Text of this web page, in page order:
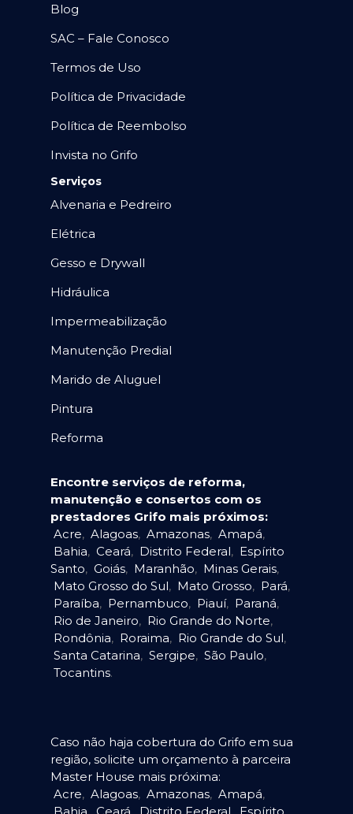
Blog
SAC – Fale Conosco
Termos de Uso
Política de Privacidade
Política de Reembolso
Invista no Grifo
Serviços
Alvenaria e Pedreiro
Elétrica
Gesso e Drywall
Hidráulica
Impermeabilização
Manutenção Predial
Marido de Aluguel
Pintura
Reforma
Encontre serviços de reforma,
manutenção e consertos com os
prestadores Grifo mais próximos:
Acre, Alagoas, Amazonas, Amapá,
Bahia, Ceará, Distrito Federal, Espírito
Santo, Goiás, Maranhão, Minas Gerais,
Mato Grosso do Sul, Mato Grosso, Pará,
Paraíba, Pernambuco, Piauí, Paraná,
Rio de Janeiro, Rio Grande do Norte,
Rondônia, Roraima, Rio Grande do Sul,
Santa Catarina, Sergipe, São Paulo,
Tocantins.
Caso não haja cobertura do Grifo em sua
região, solicite um orçamento à parceira
Master House mais próxima:
Acre, Alagoas, Amazonas, Amapá,
Bahia, Ceará, Distrito Federal, Espírito